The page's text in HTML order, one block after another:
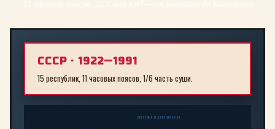
СССР · 1922—1991
15 республик, 11 часовых поясов, 1/6 часть суши.
СЕВЕРНЫЙ ЛЕДОВИТЫЙ ОКЕАН